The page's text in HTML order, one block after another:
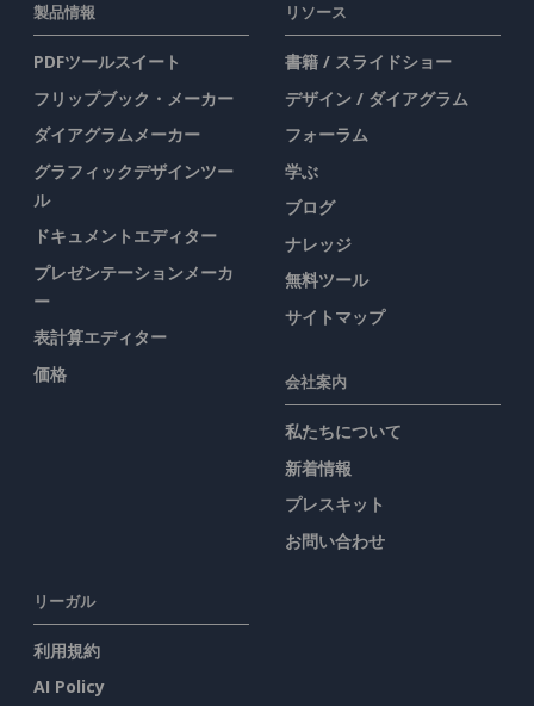
製品情報
PDFツールスイート
フリップブック・メーカー
ダイアグラムメーカー
グラフィックデザインツー
ル
ドキュメントエディター
プレゼンテーションメーカ
ー
表計算エディター
価格
リソース
書籍 / スライドショー
デザイン / ダイアグラム
フォーラム
学ぶ
ブログ
ナレッジ
無料ツール
サイトマップ
会社案内
私たちについて
新着情報
プレスキット
お問い合わせ
リーガル
利用規約
AI Policy